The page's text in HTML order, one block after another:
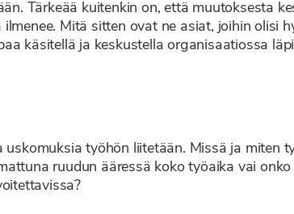
Tärkeää kuitenkin on, että muutoksesta
Mitä sitten ovat ne asiat, joihin olisi
käsitellä ja keskustella organisaatiossa
työhön liitetään. Missä ja miten
ruudun ääressä koko työaika vai